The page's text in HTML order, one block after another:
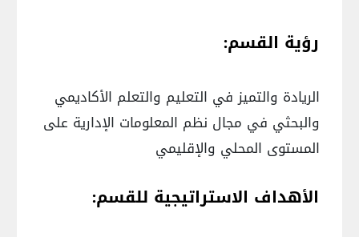
رؤية القسم:
الريادة والتميز في التعليم والتعلم الأكاديمي
والبحثي في مجال نظم المعلومات الإدارية على
المستوى المحلي والإقليمي
الأهداف الاستراتيجية للقسم: